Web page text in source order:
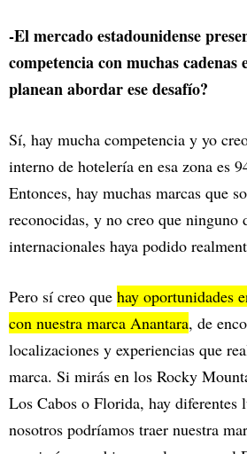
-El mercado estadounidense
competencia con muchas cadenas
planean abordar ese desafío?
Sí, hay mucha competencia y yo
interno de hotelería en esa zona es
Entonces, hay muchas marcas que
reconocidas, y no creo que ninguno
internacionales haya podido
Pero sí creo que hay oportunidades
con nuestra marca Anantara, de
localizaciones y experiencias que
marca. Si mirás en los Rocky
Los Cabos o Florida, hay diferentes
nosotros podríamos traer nuestra